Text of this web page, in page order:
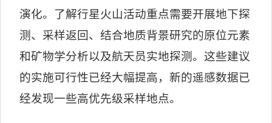
演化。了解行星火山活动重点需要开展地下探
测、采样返回、结合地质背景研究的原位元素
和矿物学分析以及航天员实地探测。这些建议
的实施可行性已经大幅提高，新的遥感数据已
经发现一些高优先级采样地点。